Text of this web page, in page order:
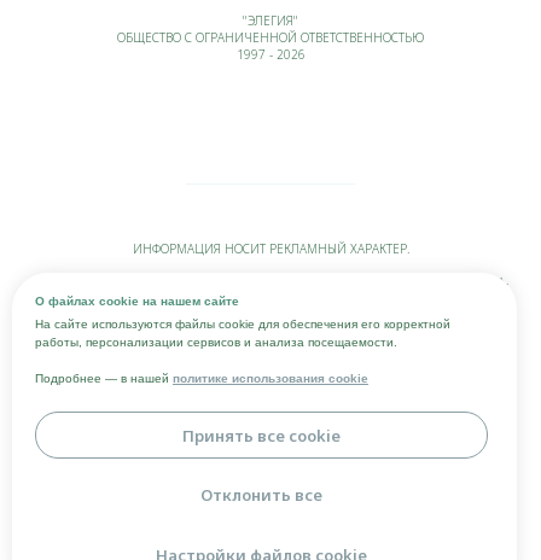
"ЭЛЕГИЯ"
ОБЩЕСТВО С ОГРАНИЧЕННОЙ ОТВЕТСТВЕННОСТЬЮ
1997 - 2026
ИНФОРМАЦИЯ НОСИТ РЕКЛАМНЫЙ ХАРАКТЕР.
УСЛУГИ ЛИЦЕНЗИРОВАНЫ. НЕОБХОДИМА КОНСУЛЬТАЦИЯ ВРАЧА-СТОМАТОЛОГА-
СПЕЦИАЛИСТА. ВОЗМОЖНЫ
ПОБОЧНЫЕ И (ИЛИ) НЕЖЕЛАТЕЛЬНЫЕ РЕАКЦИИ.
ИНФОРМАЦИЯ, ПРЕДСТАВЛЕННАЯ НА САЙТЕ, НЕ МОЖЕТ БЫТЬ ИСПОЛЬЗОВАНА
ВРАЧА.
ЦЕНЫ, УКАЗАННЫЕ НА САЙТЕ, ПРИВЕДЕНЫ КАК СПРАВОЧНАЯ ИНФОРМАЦИЯ И НЕ
ЯВЛЯЮТСЯ ПУБЛИЧНОЙ ОФЕРТОЙ. ИЗМЕНЕНИЕ ЦЕН ВОЗМОЖНО В ЛЮБОЕ ВРЕМЯ
И БЕЗ ПРЕДУПРЕЖДЕНИЯ. АКТУАЛЬНУЮ СТОИМОСТЬ УСЛУГ МОЖНО УЗНАТЬ
ВСЕ ЦЕНЫ И АКТУАЛЬНОСТЬ ПРЕДЛОЖЕНИЙ НЕОБХОДИМО УТОЧНЯТЬ ПО
КОПИРОВАНИЕ, ТИРАЖИРОВАНИЕ, А РАВНО ИНОЕ ИСПОЛЬЗОВАНИЕ МАТЕРИАЛОВ
О файлах cookie на нашем сайте
На сайте используются файлы cookie для обеспечения его корректной
работы, персонализации сервисов и анализа посещаемости.
Подробнее — в нашей политике использования cookie
Принять все cookie
Отклонить все
Настройки файлов cookie